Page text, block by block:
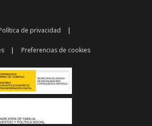
de privacidad
Preferencias de cookies